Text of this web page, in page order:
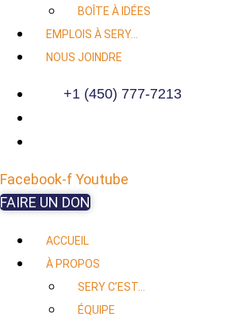
BOÎTE À IDÉES
EMPLOIS À SERY…
NOUS JOINDRE
+1 (450) 777-7213
Facebook-fYoutube
FAIRE UN DON
ACCUEIL
À PROPOS
SERY C’EST…
ÉQUIPE